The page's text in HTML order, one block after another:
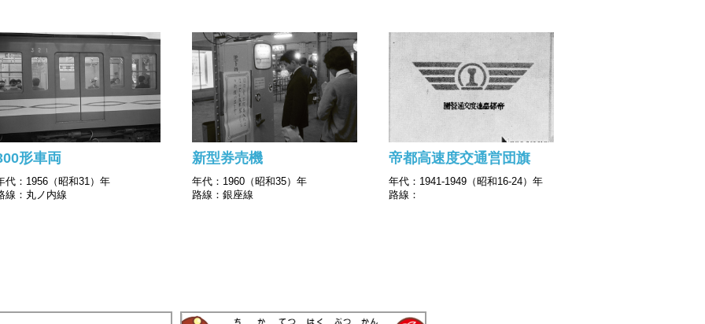
形車両
代：1956（昭和31）年
線：丸ノ内線
新型券売機
年代：1960（昭和35）年
路線：銀座線
帝都高速度交通営団旗
年代：1941-1949（昭和16-24）年
路線：